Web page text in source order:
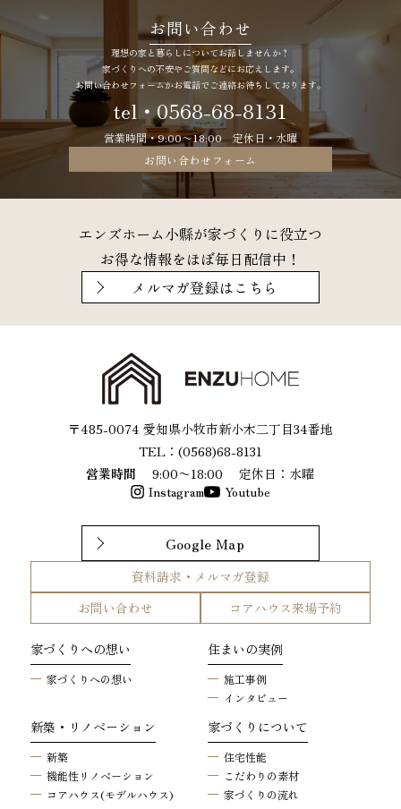
お問い合わせ
理想の家と暮らしについてお話しませんか？
家づくりへの不安やご質問などにお応えします。
お問い合わせフォームかお電話でご連絡お待ちしております。
tel・0568-68-8131
営業時間・9:00〜18:00 定休日・水曜
お問い合わせフォーム
エンズホーム小縣が家づくりに役立つ
お得な情報をほぼ毎日配信中！
メルマガ登録はこちら
〒485-0074 愛知県小牧市新小木二丁目34番地
TEL：(0568)68-8131
営業時間
9:00〜18:00
定休日：水曜
Instagram
Youtube
Google Map
資料請求・メルマガ登録
お問い合わせ
コアハウス来場予約
家づくりへの想い
家づくりへの想い
新築・リノベーション
新築
機能性リノベーション
コアハウス(モデルハウス)
住まいの実例
施工事例
インタビュー
家づくりについて
住宅性能
こだわりの素材
家づくりの流れ